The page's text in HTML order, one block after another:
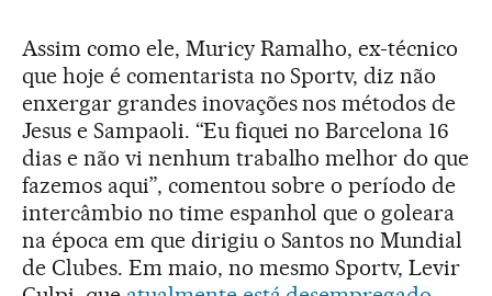
Assim como ele, Muricy Ramalho, ex-técnico
que hoje é comentarista no Sportv, diz não
enxergar grandes inovações nos métodos de
Jesus e Sampaoli. “Eu fiquei no Barcelona 16
dias e não vi nenhum trabalho melhor do que
fazemos aqui”, comentou sobre o período de
intercâmbio no time espanhol que o goleara
na época em que dirigiu o Santos no Mundial
de Clubes. Em maio, no mesmo Sportv, Levir